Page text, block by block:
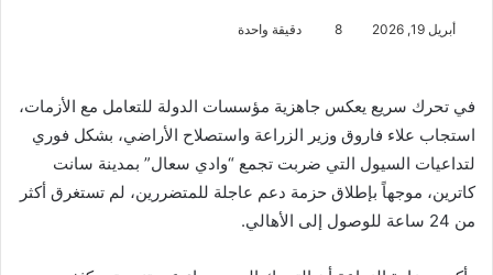
أبريل 19, 2026 8 دقيقة واحدة
في تحرك سريع يعكس جاهزية مؤسسات الدولة للتعامل مع الأزمات،
استجاب علاء فاروق وزير الزراعة واستصلاح الأراضي، بشكل فوري
لتداعيات السيول التي ضربت تجمع “وادي سعال” بمدينة سانت
كاترين، موجهاً بإطلاق حزمة دعم عاجلة للمتضررين، لم تستغرق أكثر
من 24 ساعة للوصول إلى الأهالي.